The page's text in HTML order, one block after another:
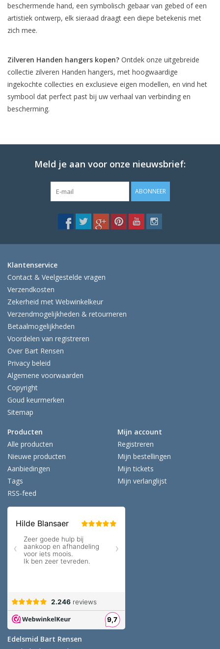
beschermende hand, een symbolisch gebaar van gebed of een
artistiek ontwerp, elk sieraad draagt een diepe betekenis met
zich mee.
Zilveren Handen hangers kopen? Ontdek onze uitgebreide
collectie zilveren Handen hangers, met hoogwaardige
ingekochte collecties en exclusieve eigen modellen, en vind het
symbool dat perfect past bij uw verhaal van verbinding en
bescherming.
Meld je aan voor onze nieuwsbrief:
ABONNEER
Klantenservice
Contact & Veelgestelde vragen
Verzendkosten
Zekerheid met Webwinkelkeur
Verzendmogelijkheden & retourneren
Betaalmogelijkheden
Voordelen van registreren
Over Bart Rensen
Privacy beleid
Algemene voorwaarden
Copyright
Goud keurmerken
Sitemap
Producten
Alle producten
Nieuwe producten
Aanbiedingen
Tags
RSS-feed
Mijn account
Registreren
Mijn bestellingen
Mijn tickets
Mijn verlanglijst
Edelsmid Bart Rensen